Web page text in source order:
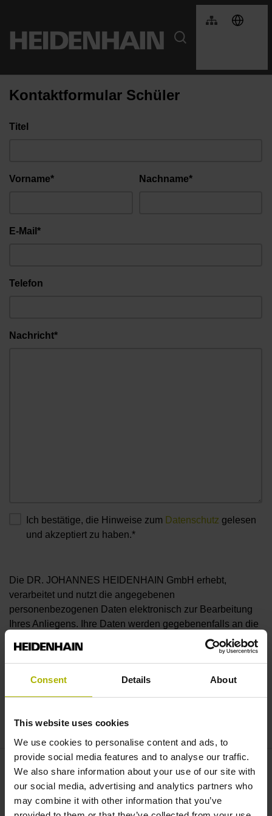
Consent Details About
This website uses cookies
We use cookies to personalise content and ads, to
provide social media features and to analyse our traffic.
We also share information about your use of our site with
our social media, advertising and analytics partners who
may combine it with other information that you’ve
Kontaktformular Schüler
Titel
Vorname* Nachname*
E-Mail*
Telefon
Nachricht*
Ich bestätige, die Hinweise zum Datenschutz gelesen
und akzeptiert zu haben.*
Die DR. JOHANNES HEIDENHAIN GmbH erhebt,
verarbeitet und nutzt die angegebenen
personenbezogenen Daten elektronisch zur Bearbeitung
Ihres Anliegens. Ihre Daten werden gegebenenfalls an die
zuständigen Vertriebspartner der DR. JOHANNES
HEIDENHAIN GmbH (z.B. Niederlassungen und Händler)
Anliegens nach eigenem Ermessen direkt auf Sie
zukommen.
Ansprechpartner – Human Resources
Schüler